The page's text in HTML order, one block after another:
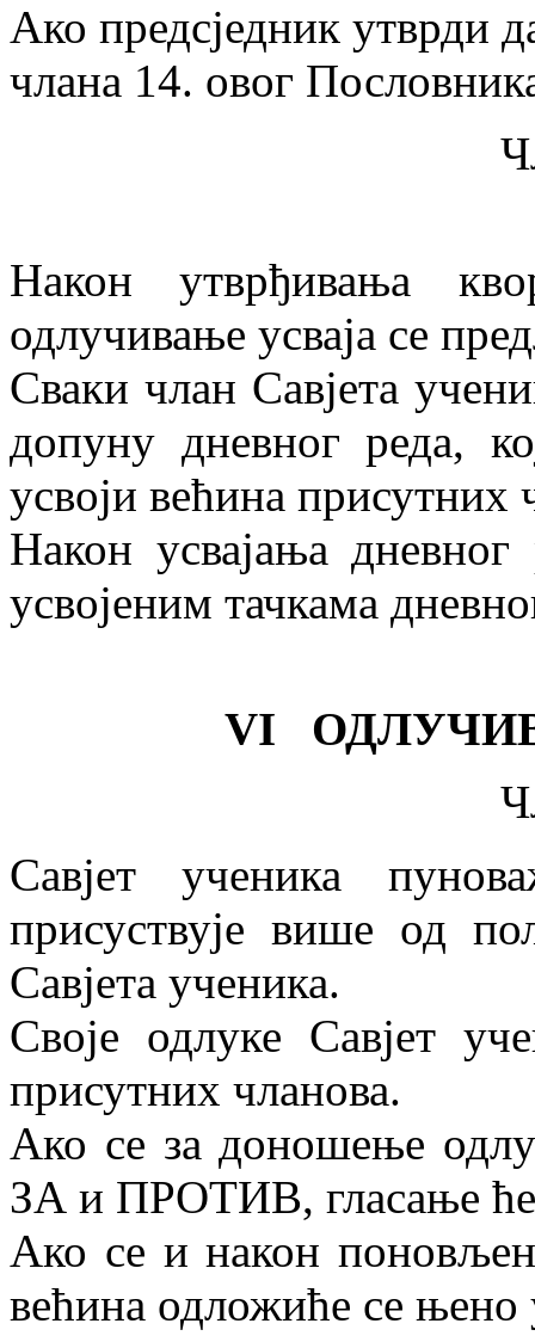
Ако предсједник утврди
члана 14. овог
Након утврђивања
одлучивање усваја се
Сваки члан Савјета
допуну дневног реда,
усвоји већина присутних
Након усвајања
усвојеним тачкама
VI
Савјет ученика
присуствује више од
Савјета ученика.
Своје одлуке Савјет
присутних чланова.
Ако се за доношење
ЗА и ПРОТИВ, гласање ће
Ако се и након
већина одложиће се њено